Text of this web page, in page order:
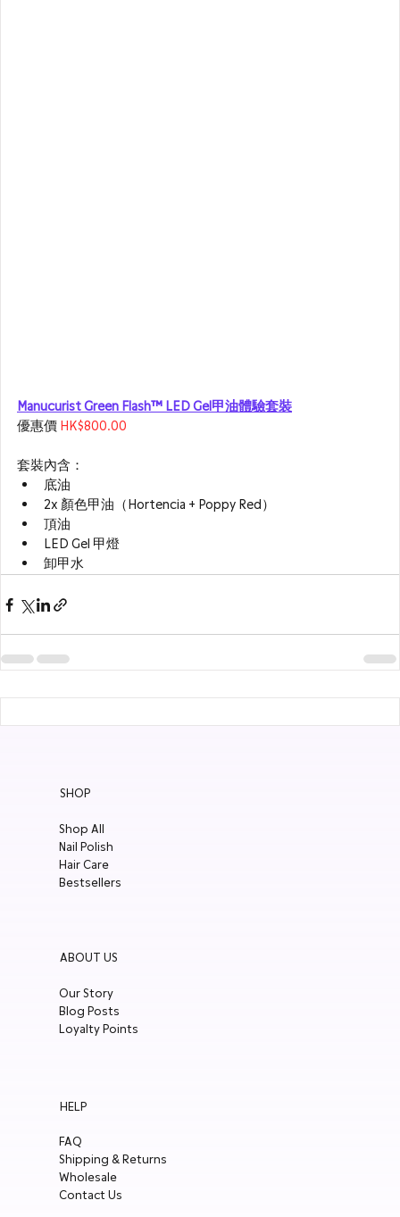
Manucurist Green Flash™ LED Gel甲油體驗套裝
優惠價 HK$800.00
套裝內含：
底油
2x 顏色甲油（Hortencia + Poppy Red）
頂油
LED Gel 甲燈
卸甲水
SHOP
Shop All
Nail Polish
Hair Care
Bestsellers
ABOUT US
Our Story
Blog Posts
Loyalty Points
HELP
FAQ
Shipping & Returns
Wholesale
Contact Us